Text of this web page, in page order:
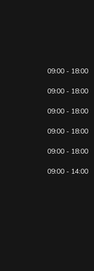
09:00 - 18:00
09:00 - 18:00
09:00 - 18:00
09:00 - 18:00
09:00 - 18:00
09:00 - 14:00